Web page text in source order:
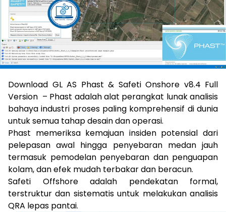
Download GL AS Phast & Safeti Onshore v8.4 Full
Version – Phast adalah alat perangkat lunak analisis
bahaya industri proses paling komprehensif di dunia
untuk semua tahap desain dan operasi.
Phast memeriksa kemajuan insiden potensial dari
pelepasan awal hingga penyebaran medan jauh
termasuk pemodelan penyebaran dan penguapan
kolam, dan efek mudah terbakar dan beracun.
Safeti Offshore adalah pendekatan formal,
terstruktur dan sistematis untuk melakukan analisis
QRA lepas pantai.